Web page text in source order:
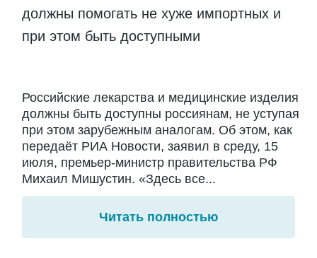
должны помогать не хуже импортных и
при этом быть доступными
Российские лекарства и медицинские изделия
должны быть доступны россиянам, не уступая
при этом зарубежным аналогам. Об этом, как
передаёт РИА Новости, заявил в среду, 15
июля, премьер-министр правительства РФ
Михаил Мишустин. «Здесь все...
Читать полностью